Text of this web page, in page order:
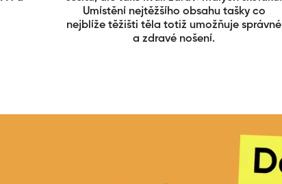
Umístění nejtěžšího obsahu tašky co
nejblíže těžišti těla totiž umožňuje správné
a zdravé nošení.